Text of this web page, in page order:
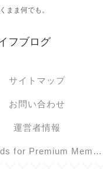
まま何でも。
フブログ
サイトマップ
お問い合わせ
運営者情報
Hide Ads for Premium Members